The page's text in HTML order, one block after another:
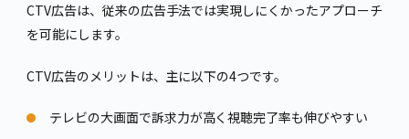
CTV広告は、従来の広告手法では実現しにくかったアプローチ
を可能にします。
CTV広告のメリットは、主に以下の4つです。
テレビの大画面で訴求力が高く視聴完了率も伸びやすい